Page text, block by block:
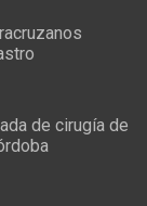
de cirugía de